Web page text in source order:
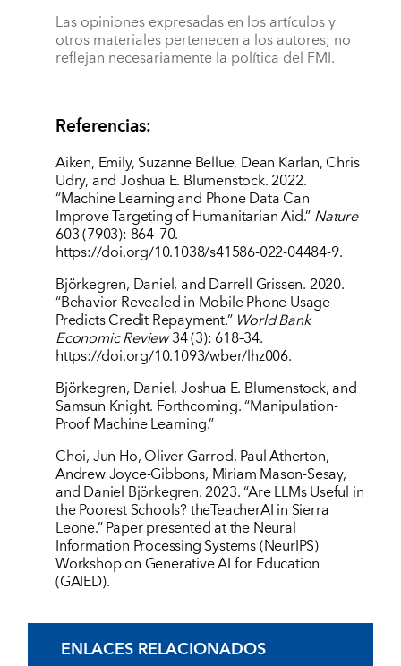
Las opiniones expresadas en los artículos y
otros materiales pertenecen a los autores; no
reflejan necesariamente la política del FMI.
Referencias:
Aiken, Emily, Suzanne Bellue, Dean Karlan, Chris
Udry, and Joshua E. Blumenstock. 2022.
“Machine Learning and Phone Data Can
Improve Targeting of Humanitarian Aid.”Nature
603 (7903): 864–70.
https://doi.org/10.1038/s41586-022-04484-9.
Björkegren, Daniel, and Darrell Grissen.2020.
“Behavior Revealed in Mobile Phone Usage
Predicts Credit Repayment.” World Bank
Economic Review34 (3): 618–34.
https://doi.org/10.1093/wber/lhz006.
Björkegren, Daniel, Joshua E. Blumenstock, and
Samsun Knight. Forthcoming. “Manipulation-
Proof Machine Learning.”
Choi, Jun Ho, Oliver Garrod, Paul Atherton,
Andrew Joyce-Gibbons, Miriam Mason-Sesay,
and Daniel Björkegren. 2023. “Are LLMs Useful in
the Poorest Schools? theTeacherAI in Sierra
Leone.” Paper presented at the Neural
Information Processing Systems (NeurIPS)
Workshop on Generative AI for Education
(GAIED).
ENLACES RELACIONADOS